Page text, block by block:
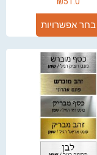
בחר אפשרויות